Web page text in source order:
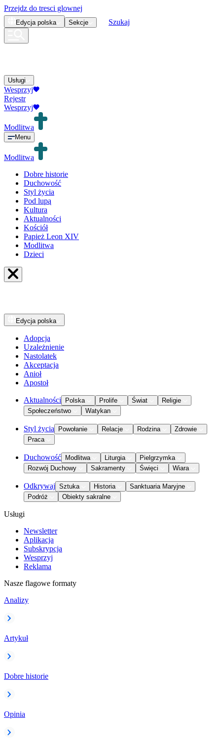
Przejdz do tresci glownej
Edycja polska Sekcje Szukaj
Usługi
Wesprzyj
Rejestr
Wesprzyj
Modlitwa
Menu
Modlitwa
Dobre historie
Duchowość
Styl życia
Pod lupą
Kultura
Aktualności
Kościół
Papież Leon XIV
Modlitwa
Dzieci
Edycja polska
Adopcja
Uzależnienie
Nastolatek
Akceptacja
Anioł
Apostoł
Aktualności Polska Prolife Świat
Religie
Społeczeństwo
Watykan
Styl życia Powołanie Relacje Rodzina
Zdrowie
Praca
Duchowość Modlitwa Liturgia
Pielgrzymka
Rozwój Duchowy
Sakramenty Święci Wiara
Odkrywaj Sztuka Historia
Sanktuaria Maryjne
Podróż
Obiekty sakralne
Usługi
Newsletter
Aplikacja
Subskrypcja
Wesprzyj
Reklama
Nasze flagowe formaty
Analizy
Artykuł
Dobre historie
Opinia